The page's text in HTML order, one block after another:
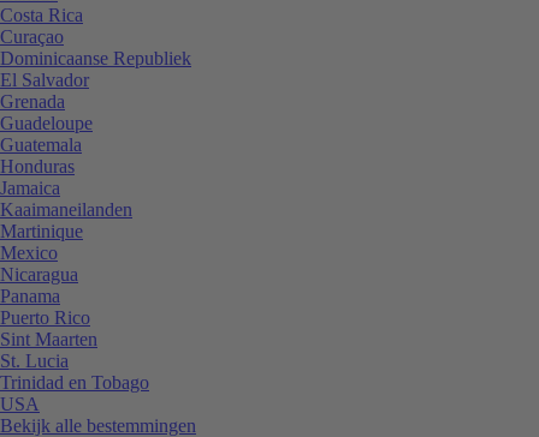
Costa Rica
Curaçao
Dominicaanse Republiek
El Salvador
Grenada
Guadeloupe
Guatemala
Honduras
Jamaica
Kaaimaneilanden
Martinique
Mexico
Nicaragua
Panama
Puerto Rico
Sint Maarten
St. Lucia
Trinidad en Tobago
USA
Bekijk alle bestemmingen